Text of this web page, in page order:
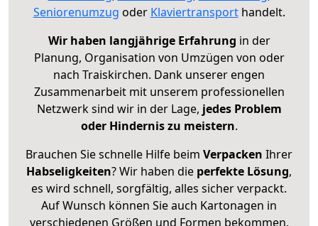
Seniorenumzug oder Klaviertransporthandelt.
Wir haben langjährige Erfahrung in der
Planung, Organisation von Umzügen von oder
nach Traiskirchen. Dank unserer engen
Zusammenarbeit mit unserem professionellen
Netzwerk sind wir in der Lage, jedes Problem
oder Hindernis zu meistern.
Brauchen Sie schnelle Hilfe beim Verpacken Ihrer
Habseligkeiten? Wir haben die perfekte Lösung,
es wird schnell, sorgfältig, alles sicher verpackt.
Auf Wunsch können Sie auch Kartonagen in
verschiedenen Größen und Formen bekommen.